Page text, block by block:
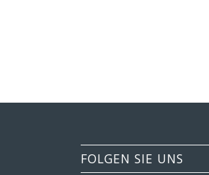
FOLGEN SIE UNS